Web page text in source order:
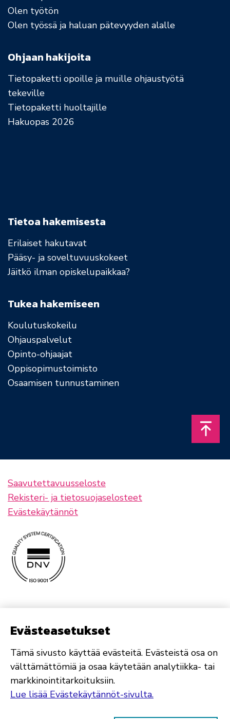
Olen työtön
Olen työssä ja haluan pätevyyden alalle
Ohjaan hakijoita
Tietopaketti opoille ja muille ohjaustyötä
tekeville
Tietopaketti huoltajille
Hakuopas 2026
Tietoa hakemisesta
Erilaiset hakutavat
Pääsy- ja soveltuvuuskokeet
Jäitkö ilman opiskelupaikkaa?
Tukea hakemiseen
Koulutuskokeilu
Ohjauspalvelut
Opinto-ohjaajat
Oppisopimustoimisto
Osaamisen tunnustaminen
Saavutettavuusseloste
Rekisteri- ja tietosuojaselosteet
Evästekäytännöt
Evästeasetukset
Tämä sivusto käyttää evästeitä. Evästeistä osa on
välttämättömiä ja osaa käytetään analytiikka- tai
markkinointitarkoituksiin.
Lue lisää Evästekäytännöt-sivulta.